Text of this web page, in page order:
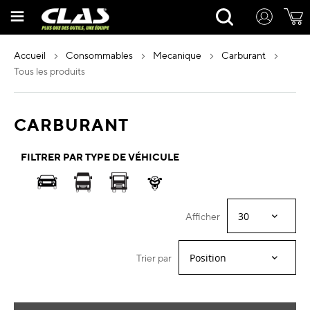
contenu
Rechercher
accueil consommables mecanique
carburant
tous les produits
CARBURANT
FILTRER PAR TYPE DE VÉHICULE
Afficher
Trier par